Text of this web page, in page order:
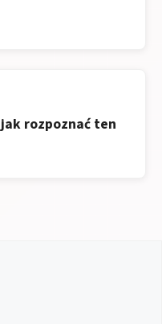
rozpoznać ten